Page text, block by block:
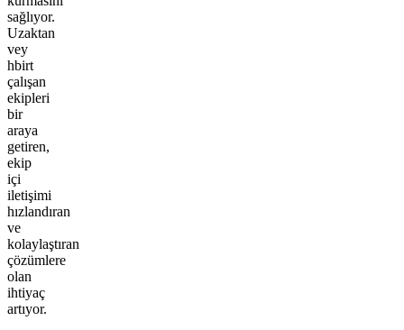
sağlıyor.
Uzaktan
vey
hbirt
çalışan
ekipleri
bir
araya
getiren,
ekip
içi
iletişimi
hızlandıran
ve
kolaylaştıran
çözümlere
olan
ihtiyaç
artıyor.